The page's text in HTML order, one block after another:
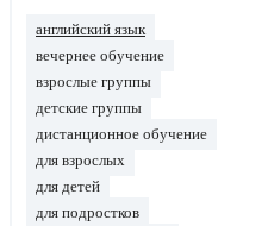
английский язык
вечернее обучение
взрослые группы
детские группы
дистанционное обучение
для взрослых
для детей
для подростков